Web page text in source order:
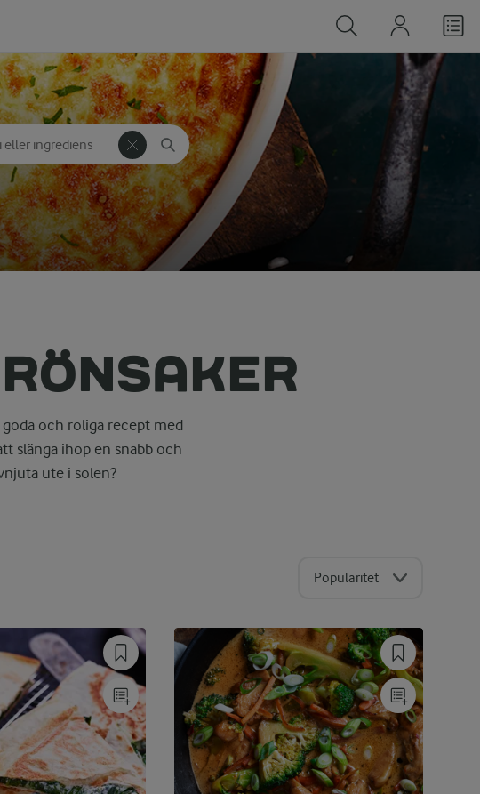
ingrediens
att få förslag
och roliga recept med
slänga ihop en snabb och
ute i solen?
Popularitet